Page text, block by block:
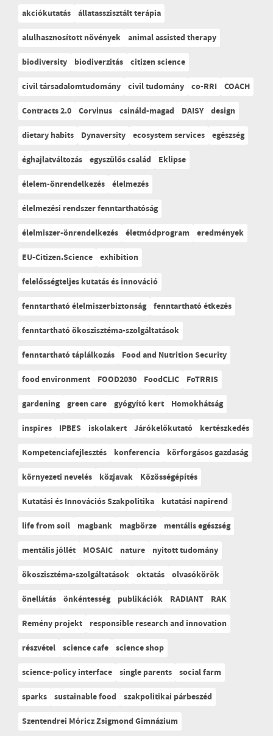
akciókutatás állatasszisztált terápia
alulhasznosított növények animal assisted therapy
biodiversity
biodiverzitás citizen science
civil társadalomtudomány civil tudomány co-RRI COACH
Contracts 2.0 Corvinus csináld-magad DAISY design
dietary habits
Dynaversity ecosystem services egészség
éghajlatváltozás egyszülős család
Eklipse
élelem-önrendelkezés élelmezés
élelmezési rendszer fenntarthatóság
élelmiszer-önrendelkezés életmódprogram eredmények
EU-Citizen.Science exhibition
felelősségteljes kutatás és innováció
fenntartható élelmiszerbiztonság fenntartható étkezés
fenntartható ökoszisztéma-szolgáltatások
fenntartható táplálkozás
Food and Nutrition Security
food environment
FOOD2030 FoodCLIC
FoTRRIS
gardening green care gyógyító kert
Homokhátság
inspires
IPBES iskolakert Járókelőkutató
kertészkedés
Kompetenciafejlesztés
konferencia
körforgásos gazdaság
környezeti nevelés
közjavak
Közösségépítés
Kutatási és Innovációs Szakpolitika
kutatási napirend
life from soil
magbank magbörze
mentális egészség
mentális jóllét
MOSAIC nature
nyitott tudomány
ökoszisztéma-szolgáltatások oktatás olvasókörök
önellátás önkéntesség publikációk RADIANT
RAK
Remény projekt
responsible research and innovation
részvétel science cafe science shop
science-policy interface single parents social farm
sparks sustainable food
szakpolitikai párbeszéd
Szentendrei Móricz Zsigmond Gimnázium